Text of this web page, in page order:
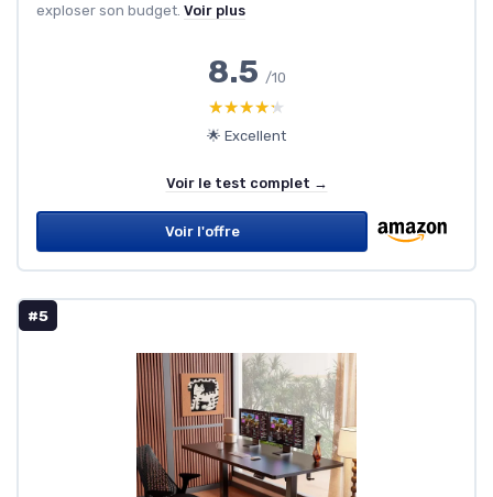
exploser son budget. Voir plus
8.5 /10
★★★★★
★★★★★
🌟 Excellent
Voir le test complet →
Voir l'offre
#5